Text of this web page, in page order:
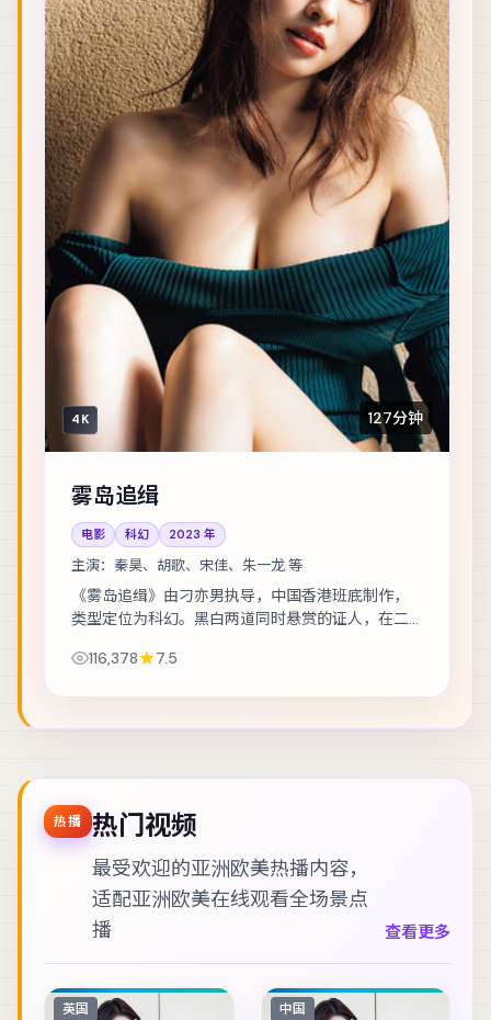
4K 127分钟
雾岛追缉
电影 科幻 2023 年
主演： 秦昊、胡歌、宋佳、朱一龙 等
《雾岛追缉》由刁亦男执导，中国香港班底制作，
类型定位为科幻。黑白两道同时悬赏的证人，在二
佳 等，表演层次丰富。美术与声音设计共同营造...
116,378 7.5
热播 热门视频
最受欢迎的亚洲欧美热播内容，
适配亚洲欧美在线观看全场景点
播
查看更多
英国 中国